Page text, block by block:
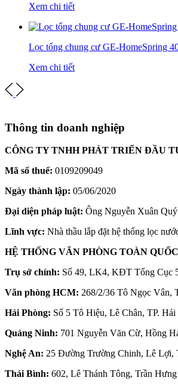
Xem chi tiết
Lọc tổng chung cư GE-HomeSpring
Xem chi tiết
Thông tin doanh nghiệp
CÔNG TY TNHH PHÁT TRIỂN ĐẦU
Mã số thuế: 0109209049
Ngày thành lập: 05/06/2020
Đại diện pháp luật: Ông Nguyễn Xuân Quý
Lĩnh vực: Nhà thầu lắp đặt hệ thống lọc
HỆ THỐNG VĂN PHÒNG TOÀN QUỐC
Trụ sở chính: Số 49, LK4, KĐT Tổng Cục
Văn phòng HCM: 268/2/36 Tô Ngọc Vân,
Hải Phòng: Số 5 Tô Hiệu, Lê Chân, TP. Hải
Quảng Ninh: 701 Nguyễn Văn Cừ, Hồng
Nghệ An: 25 Đường Trường Chinh, Lê Lợi,
Thái Bình: 602, Lê Thánh Tông, Trần